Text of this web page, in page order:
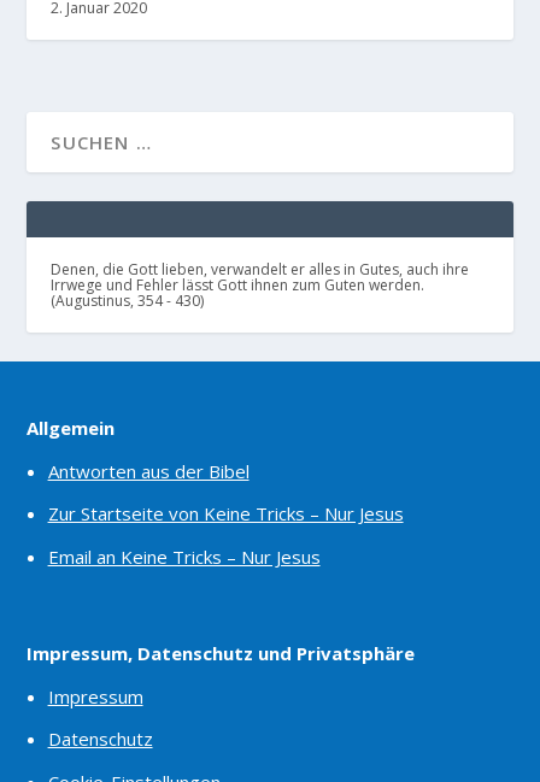
2. Januar 2020
Denen, die Gott lieben, verwandelt er alles in Gutes, auch ihre
Irrwege und Fehler lässt Gott ihnen zum Guten werden.
(Augustinus, 354 - 430)
Allgemein
Antworten aus der Bibel
Zur Startseite von Keine Tricks – Nur Jesus
Email an Keine Tricks – Nur Jesus
Impressum, Datenschutz und Privatsphäre
Impressum
Datenschutz